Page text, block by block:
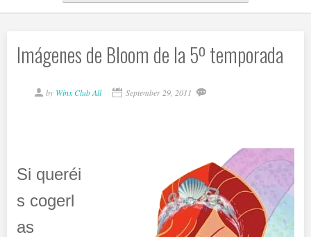
Imágenes de Bloom de la 5º temporada
by Winx Club All September 29, 2011
Si queréi
s cogerl
as